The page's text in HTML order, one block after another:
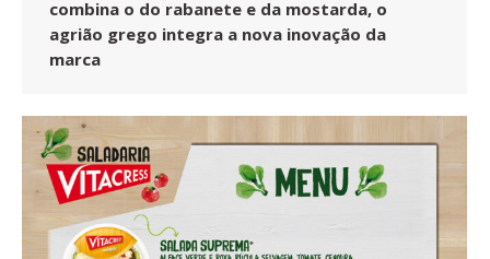
combina o do rabanete e da mostarda, o
agrião grego integra a nova inovação da
marca